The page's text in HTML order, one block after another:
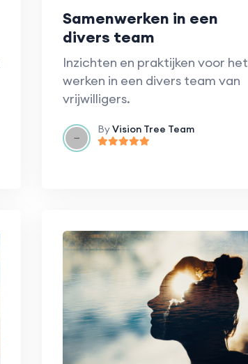
Samenwerken in een
divers team
Inzichten en praktijken voor het
werken in een divers team van
vrijwilligers.
ByVision Tree Team